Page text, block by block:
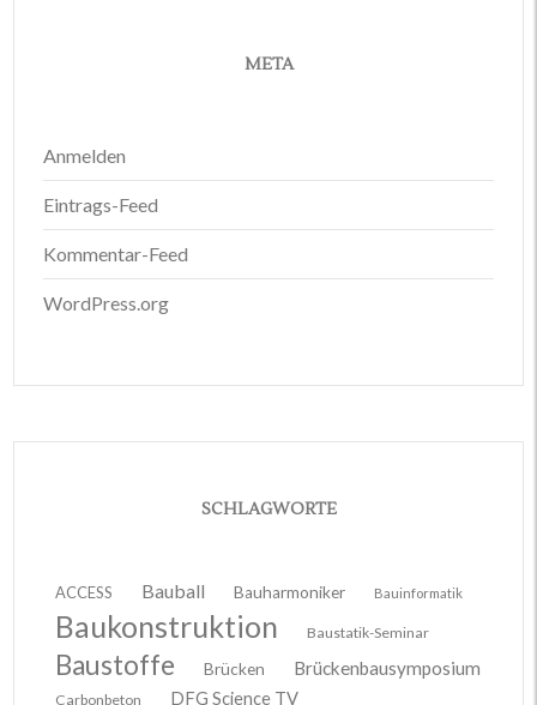
META
Anmelden
Eintrags-Feed
Kommentar-Feed
WordPress.org
SCHLAGWORTE
ACCESS Bauball Bauharmoniker Bauinformatik
Baukonstruktion Baustatik-Seminar
Baustoffe Brücken Brückenbausymposium
Carbonbeton DFG Science TV